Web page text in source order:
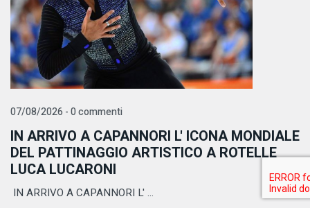
07/08/2026 - 0 commenti
IN ARRIVO A CAPANNORI L' ICONA MONDIALE
DEL PATTINAGGIO ARTISTICO A ROTELLE
LUCA LUCARONI
IN ARRIVO A CAPANNORI L' ...